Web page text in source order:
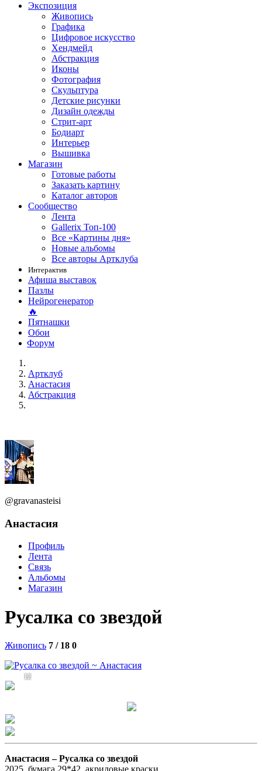
Экспозиция
Живопись
Графика
Цифровое искусство
Хендмейд
Абстракция
Иконы
Фотография
Скульптура
Детские рисунки
Дизайн одежды
Стрит-арт
Бодиарт
Интерьер
Вышивка
Магазин
Готовые работы
Заказать картину
Каталог авторов
Сообщество
Лента
Gallerix Топ-100
Все «Картины дня»
Новые альбомы
Все авторы Артклуба
Интерактив
Афиша выставок
Пазлы
Нейрогенератор
🔥
Пятнашки
Обои
Форум
Артклуб
Анастасия
Абстракция
@gravanasteisi
Анастасия
Профиль
Лента
Связь
Альбомы
Магазин
Русалка со звездой
Живопись 7 / 18 0
12
Анастасия –Русалка со звездой